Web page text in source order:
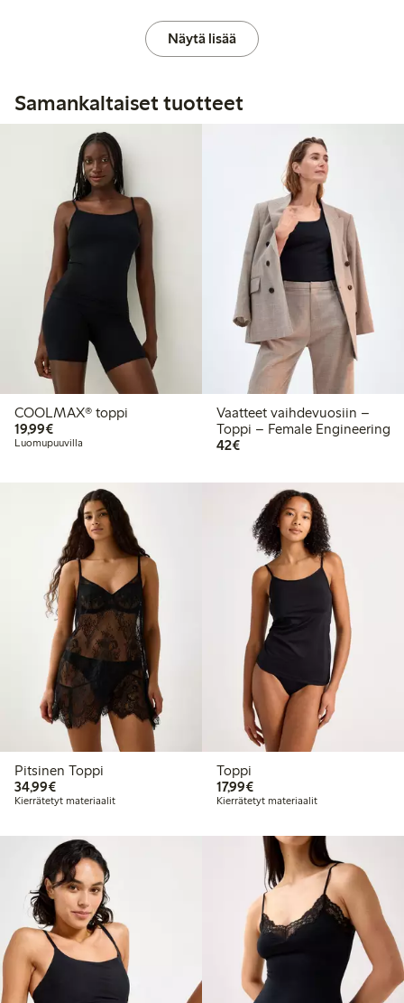
Näytä lisää
Samankaltaiset tuotteet
COOLMAX® toppi
19,99€19,99 €
Luomupuuvilla
Vaatteet vaihdevuosiin –
Toppi – Female Engineering
42€42,00 €
Pitsinen Toppi
34,99€34,99 €
Kierrätetyt materiaalit
Toppi
17,99€17,99 €
Kierrätetyt materiaalit